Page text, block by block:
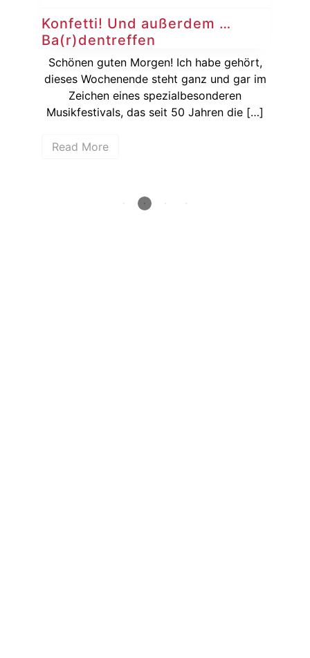
Konfetti! Und außerdem …
Ba(r)dentreffen
Schönen guten Morgen! Ich habe gehört,
dieses Wochenende steht ganz und gar im
Zeichen eines spezialbesonderen
Musikfestivals, das seit 50 Jahren die […]
Read More